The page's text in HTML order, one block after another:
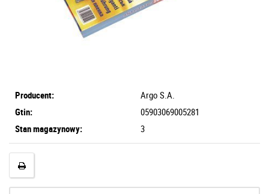
Producent:
Argo S.A.
Gtin:
05903069005281
Stan magazynowy:
3